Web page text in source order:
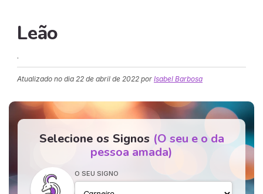
Leão
.
Atualizado no dia 22 de abril de 2022 por Isabel Barbosa
Selecione os Signos (O seu e o da
pessoa amada)
O SEU SIGNO